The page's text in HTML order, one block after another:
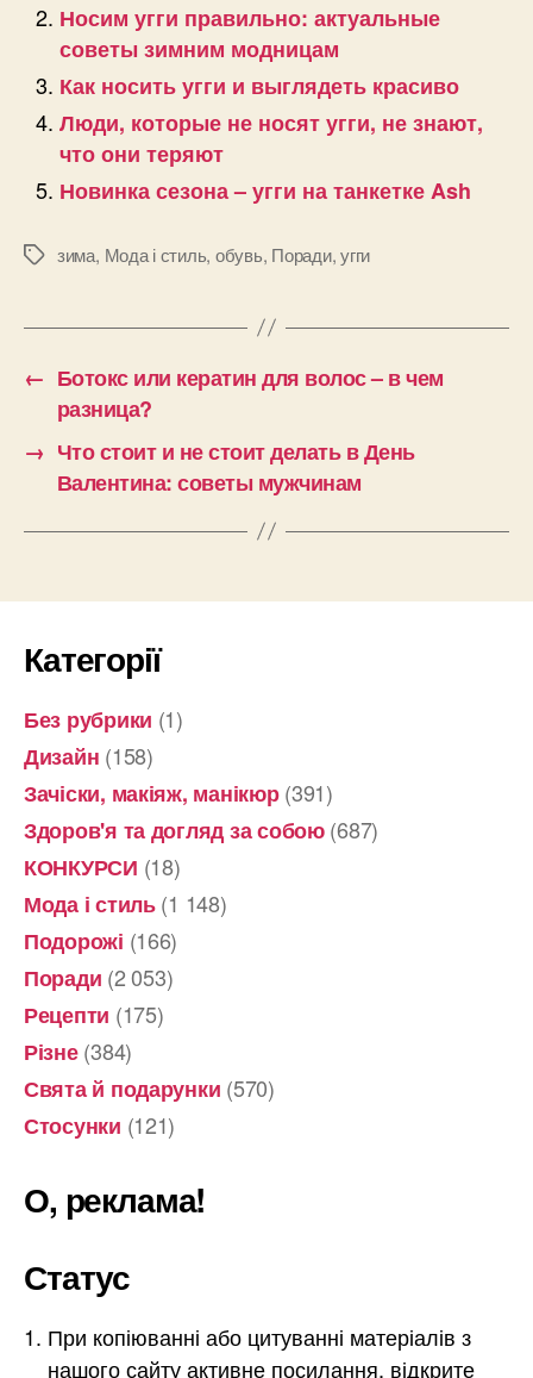
Носим угги правильно: актуальные
советы зимним модницам
Как носить угги и выглядеть красиво
Люди, которые не носят угги, не знают,
что они теряют
Новинка сезона – угги на танкетке Ash
Позначки
зима, Мода і стиль, обувь, Поради,угги
← Ботокс или кератин для волос – в чем
разница?
→ Что стоит и не стоит делать в День
Валентина: советы мужчинам
Категорії
Без рубрики (1)
Дизайн (158)
Зачіски, макіяж, манікюр(391)
Здоров'я та догляд за собою(687)
КОНКУРСИ (18)
Мода і стиль(1 148)
Подорожі (166)
Поради (2 053)
Рецепти (175)
Різне(384)
Свята й подарунки (570)
Стосунки (121)
О, реклама!
Статус
При копіюванні або цитуванні матеріалів з
нашого сайту активне посилання, відкрите